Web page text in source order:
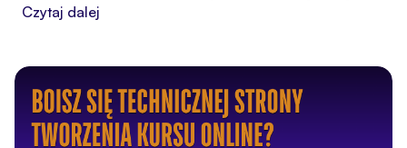
pokażemy, skąd bierze się lęk przed nagrywaniem i jak go
do odbiorców.
Czytaj dalej